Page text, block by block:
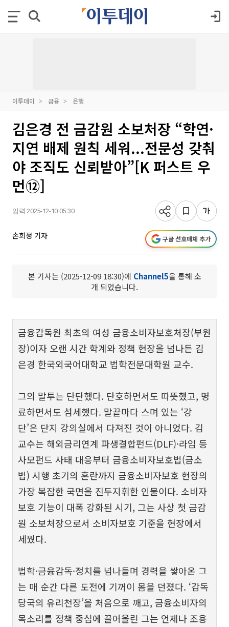
이투데이 금융 은행
김은경 전 금감원 소보처장 “학연·
지연 배제 원칙 세워...전문성 갖춰
야 조직도 신뢰받아”[K 퍼스트 우
먼⑫]
입력 2025-12-10 05:30
손희정 기자 구글 선호매체 추가
본 기사는 (2025-12-09 18:30)에 Channel5을 통해 소
개 되었습니다.
금융감독원 최초의 여성 금융소비자보호처장(부원
장)이자 오랜 시간 학계와 정책 현장을 넘나든 김
은경 한국외국어대학교 법학전문대학원 교수.
그의 말투는 단단했다. 단호하면서도 따뜻했고, 명
료하면서도 섬세했다. 말끝마다 스며 있는 ‘강
단’은 단지 강의실에서 다져진 것이 아니었다. 김
교수는 해외금리연계 파생결합펀드(DLF)·라임 등
사모펀드 사태 대응부터 금융소비자보호법(금소
법) 시행 초기의 혼란까지 금융소비자보호 현장의
가장 복잡한 국면을 진두지휘한 인물이다. 소비자
보호 기능이 대폭 강화된 시기, 그는 사상 첫 금감
원 소보처장으로서 소비자보호 기준을 현장에서
세웠다.
법학·금융감독·정치를 넘나들며 경력을 쌓아온 그
는 매 순간 다른 도전에 기꺼이 몸을 던졌다. ‘감독
당국의 유리천장’을 처음으로 깨고, 금융소비자의
목소리를 정책 중심에 끌어올린 그는 언제나 조용